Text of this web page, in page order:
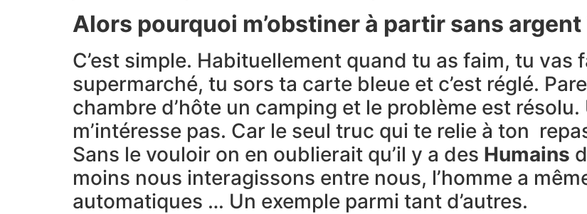
Alors pourquoi m’obstiner à partir sans argent
C’est simple. Habituellement quand tu as faim, tu vas
supermarché, tu sors ta carte bleue et c’est réglé.
chambre d’hôte un camping et le problème est
m’intéresse pas. Car le seul truc qui te relie à ton
Sans le vouloir on en oublierait qu’il y a des Humains
moins nous interagissons entre nous, l’homme a
automatiques … Un exemple parmi tant d’autres.